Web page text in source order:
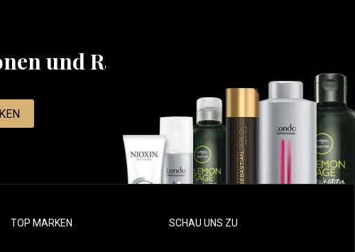
und Rabatten
TOP MARKEN SCHAU UNS ZU